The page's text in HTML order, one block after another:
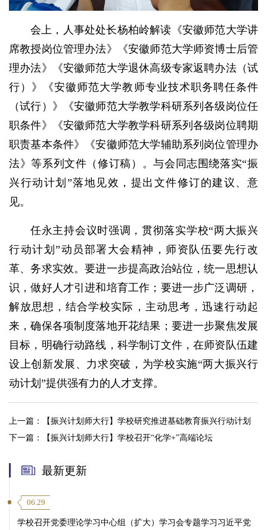
会上，人事处处长杨柏岭解读《安徽师范大学讲
席教授岗位管理办法》《安徽师范大学师资博士后管
理办法》《安徽师范大学退休高级专家返聘办法（试
行）》《安徽师范大学教师专业技术职务聘任条件
（试行）》《安徽师范大学教学科研系列各级岗位任
职条件》《安徽师范大学教学科研系列各级岗位聘期
职责基本条件》《安徽师范大学辅助系列岗位管理办
法》等系列文件（修订稿）。与会同志围绕落实“振
兴行动计划”落地见效，提出文件修订的建议、意
见。
任永主持会议时强调，贯彻落实学校“两大振兴
行动计划”动员部署大会精神，师资队伍要先行改
革、务求实效。要进一步提高政治站位，统一思想认
识，做好人才引进和培育工作；要进一步广泛调研，
解放思想，结合学校实际，主动思考，迅速行动起
来，确保各项制度落地开花结果；要进一步聚焦发展
目标，明确行动路线，科学制订文件，在师资队伍建
设上创新发展、力求突破，为学校实施“两大振兴行
动计划”提供强有力的人才支撑。
上一篇：
【振兴计划师大行】学校研究推进基础教育振兴行动计划
下一篇：
【振兴计划师大行】学校召开“化学+”高端论坛
最新更新
06.29
学校召开党委理论学习中心组（扩大）学习会专题学习习近平党